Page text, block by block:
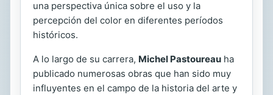
una perspectiva única sobre el uso y la
percepción del color en diferentes períodos
históricos.
A lo largo de su carrera, Michel Pastoureau ha
publicado numerosas obras que han sido muy
influyentes en el campo de la historia del arte y